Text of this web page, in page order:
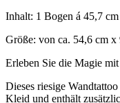
Inhalt: 1 Bogen á 45,7
Größe: von ca. 54,6 cm x
Erleben Sie die Magie
Dieses riesige
Kleid und enthält